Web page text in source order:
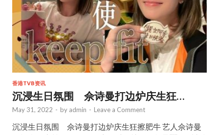
香港TVB资讯
沉浸生日氛围 佘诗曼打边炉庆生狂…
May 31, 2022 - by admin - Leave a Comment
沉浸生日氛围 佘诗曼打边炉庆生狂擦肥牛 艺人佘诗曼